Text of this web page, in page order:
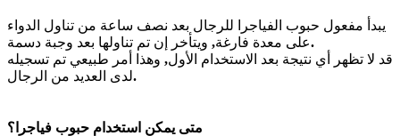
يبدأ مفعول حبوب الفياجرا للرجال بعد نصف ساعة من تناول الدواء
على معدة فارغة, ويتأخر إن تم تناولها بعد وجبة دسمة
.
قد لا تظهر أي نتيجة بعد الاستخدام الأول, وهذا أمر طبيعي تم تسجيله
لدى العديد من الرجال.
متى يمكن استخدام حبوب فياجرا؟